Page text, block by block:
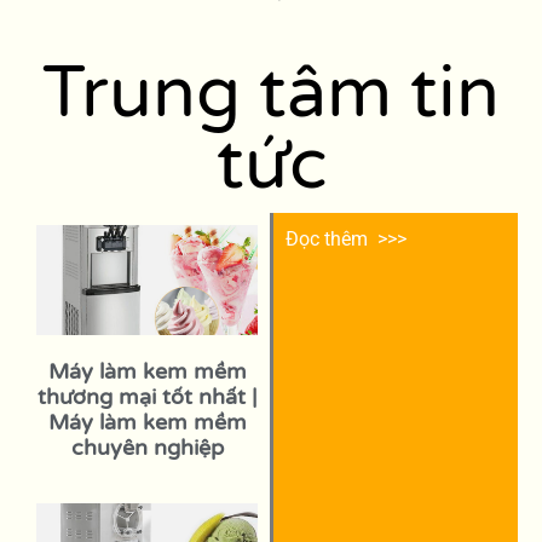
Trung tâm tin
tức
Máy làm kem mềm
thương mại tốt nhất |
Máy làm kem mềm
chuyên nghiệp
Đọc thêm >>>